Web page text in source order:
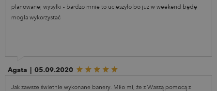
planowanej wysyłki - bardzo mnie to ucieszyło bo już w weekend będę
mogła wykorzystać
Agata | 05.09.2020
Jak zawsze świetnie wykonane banery. Miło mi, że z Waszą pomocą z